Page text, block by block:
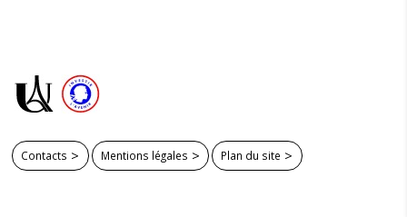
Contacts Mentions légales Plan du site